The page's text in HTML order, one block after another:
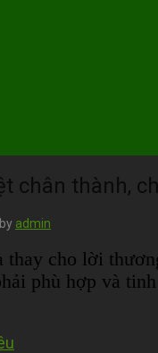
chân thành,
by admin
thay cho lời
phù hợp và